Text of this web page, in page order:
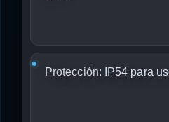
Protección: IP54 para